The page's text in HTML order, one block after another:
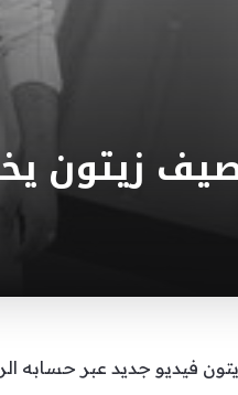
زيتون
فيديو جديد عبر حسابه